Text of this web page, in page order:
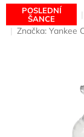
POSLEDNÍ
ŠANCE
Značka: Yankee